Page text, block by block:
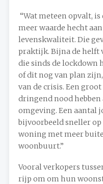
“Wat meteen opvalt,
meer waarde hecht
levenskwaliteit. Die
praktijk. Bijna de helft
die sinds de lockdown
of dit nog van plan
van de crisis. Een
dringend nood hebben
omgeving. Een aantal
bijvoorbeeld sneller
woning met meer
woonbuurt.”
Vooral verkopers
rijp om om hun